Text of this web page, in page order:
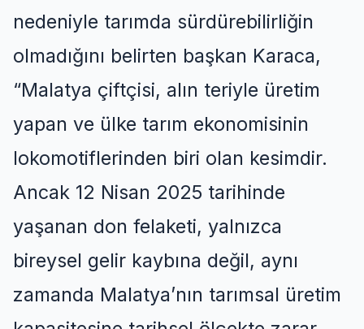
nedeniyle tarımda sürdürebilirliğin
olmadığını belirten başkan Karaca,
“Malatya çiftçisi, alın teriyle üretim
yapan ve ülke tarım ekonomisinin
lokomotiflerinden biri olan kesimdir.
Ancak 12 Nisan 2025 tarihinde
yaşanan don felaketi, yalnızca
bireysel gelir kaybına değil, aynı
zamanda Malatya’nın tarımsal üretim